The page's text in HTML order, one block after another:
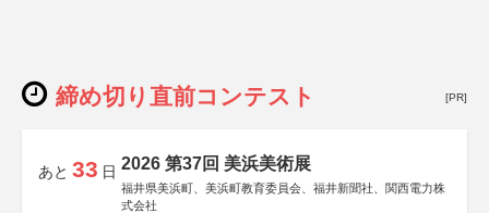
締め切り直前コンテスト [PR]
あと 33 日 2026 第37回 美浜美術展
福井県美浜町、美浜町教育委員会、福井新聞社、関西電力株
式会社